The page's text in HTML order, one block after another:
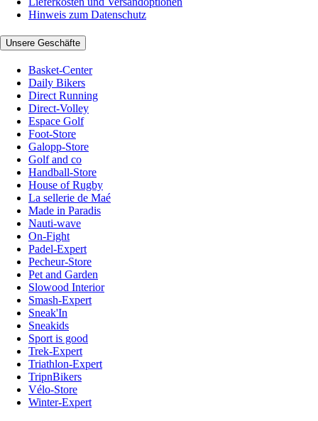
Hinweis zum Datenschutz
Unsere Geschäfte
Basket-Center
Daily Bikers
Direct Running
Direct-Volley
Espace Golf
Foot-Store
Galopp-Store
Golf and co
Handball-Store
House of Rugby
La sellerie de Maé
Made in Paradis
Nauti-wave
On-Fight
Padel-Expert
Pecheur-Store
Pet and Garden
Slowood Interior
Smash-Expert
Sneak'In
Sneakids
Sport is good
Trek-Expert
Triathlon-Expert
TripnBikers
Vélo-Store
Winter-Expert